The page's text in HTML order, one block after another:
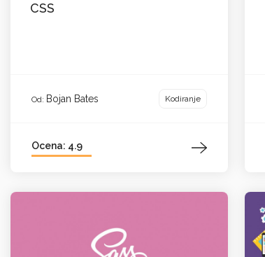
CSS
Od: Bojan Bates Kodiranje
Ocena: 4.9